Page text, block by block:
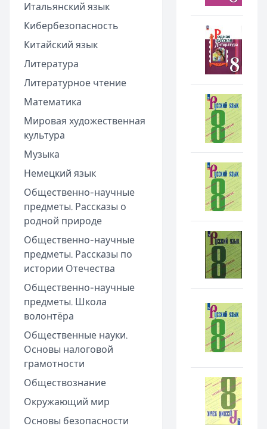
Итальянский язык
Кибербезопасность
Китайский язык
Литература
Литературное чтение
Математика
Мировая художественная
культура
Музыка
Немецкий язык
Общественно-научные
предметы. Рассказы о
родной природе
Общественно-научные
предметы. Рассказы по
истории Отечества
Общественно-научные
предметы. Школа
волонтёра
Общественные науки.
Основы налоговой
грамотности
Обществознание
Окружающий мир
Основы безопасности